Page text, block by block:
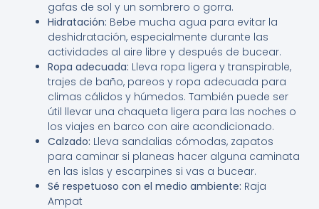
gafas de sol y un sombrero o gorra.
Hidratación: Bebe mucha agua para evitar la
deshidratación, especialmente durante las
actividades al aire libre y después de bucear.
Ropa adecuada: Lleva ropa ligera y transpirable,
trajes de baño, pareos y ropa adecuada para
climas cálidos y húmedos. También puede ser
útil llevar una chaqueta ligera para las noches o
los viajes en barco con aire acondicionado.
Calzado: Lleva sandalias cómodas, zapatos
para caminar si planeas hacer alguna caminata
en las islas y escarpines si vas a bucear.
Sé respetuoso con el medio ambiente: Raja
Ampat